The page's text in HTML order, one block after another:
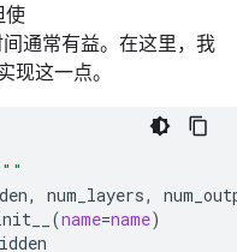
使
通常有益。在这里，我
现这一点。
, num_layers,
(name=name)